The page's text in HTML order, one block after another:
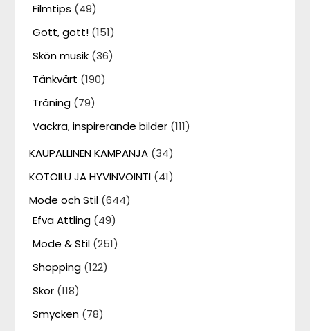
Filmtips (49)
Gott, gott! (151)
Skön musik (36)
Tänkvärt (190)
Träning (79)
Vackra, inspirerande bilder (111)
KAUPALLINEN KAMPANJA (34)
KOTOILU JA HYVINVOINTI (41)
Mode och Stil (644)
Efva Attling (49)
Mode & Stil (251)
Shopping (122)
Skor (118)
Smycken (78)